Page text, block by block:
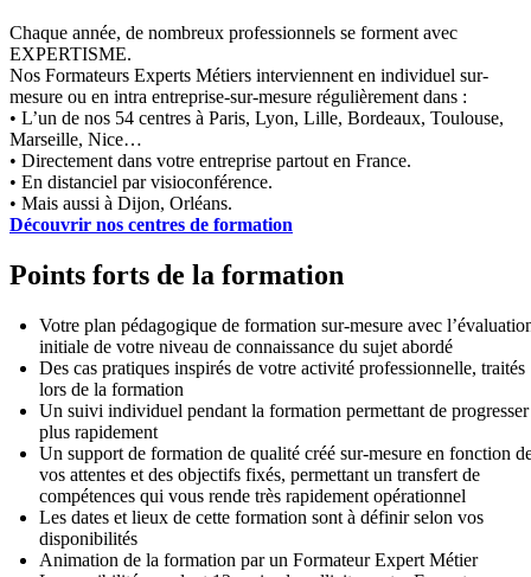
Chaque année, de nombreux professionnels se forment avec
EXPERTISME.
Nos Formateurs Experts Métiers interviennent en individuel sur-
mesure ou en intra entreprise-sur-mesure régulièrement dans :
• L’un de nos 54 centres à Paris, Lyon, Lille, Bordeaux, Toulouse,
Marseille, Nice…
• Directement dans votre entreprise partout en France.
• En distanciel par visioconférence.
• Mais aussi à Dijon, Orléans.
Découvrir nos centres de formation
Points forts de la formation
Votre plan pédagogique de formation sur-mesure avec
initiale de votre niveau de connaissance du sujet abordé
Des cas pratiques inspirés de votre activité professionnelle, traités
lors de la formation
Un suivi individuel pendant la formation permettant de progresser
plus rapidement
Un support de formation de qualité créé sur-mesure en fonction
vos attentes et des objectifs fixés, permettant un transfert de
compétences qui vous rende très rapidement opérationnel
Les dates et lieux de cette formation sont à définir selon vos
disponibilités
Animation de la formation par un Formateur Expert Métier